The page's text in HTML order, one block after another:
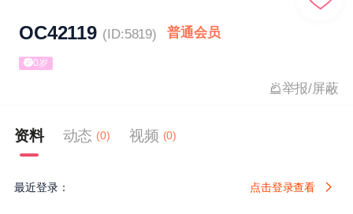
OC42119 (ID:5819) 普通会员
0岁
举报/屏蔽
资料 动态 (0) 视频 (0)
最近登录： 点击登录查看